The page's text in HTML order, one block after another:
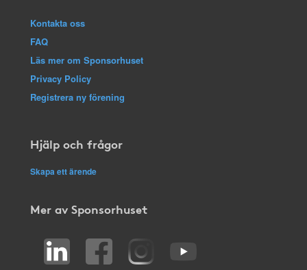
Kontakta oss
FAQ
Läs mer om Sponsorhuset
Privacy Policy
Registrera ny förening
Hjälp och frågor
Skapa ett ärende
Mer av Sponsorhuset